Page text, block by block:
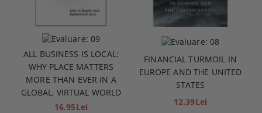
ALL BUSINESS IS LOCAL:
WHY PLACE MATTERS
MORE THAN EVER IN A
GLOBAL, VIRTUAL WORLD
16.95Lei
FINANCIAL TURMOIL IN
EUROPE AND THE UNITED
STATES
12.39Lei